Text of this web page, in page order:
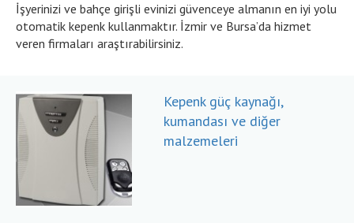
İşyerinizi ve bahçe girişli evinizi güvenceye almanın en iyi yolu
otomatik kepenk kullanmaktır. İzmir ve Bursa’da hizmet
veren firmaları araştırabilirsiniz.
Kepenk güç kaynağı,
kumandası ve diğer
malzemeleri